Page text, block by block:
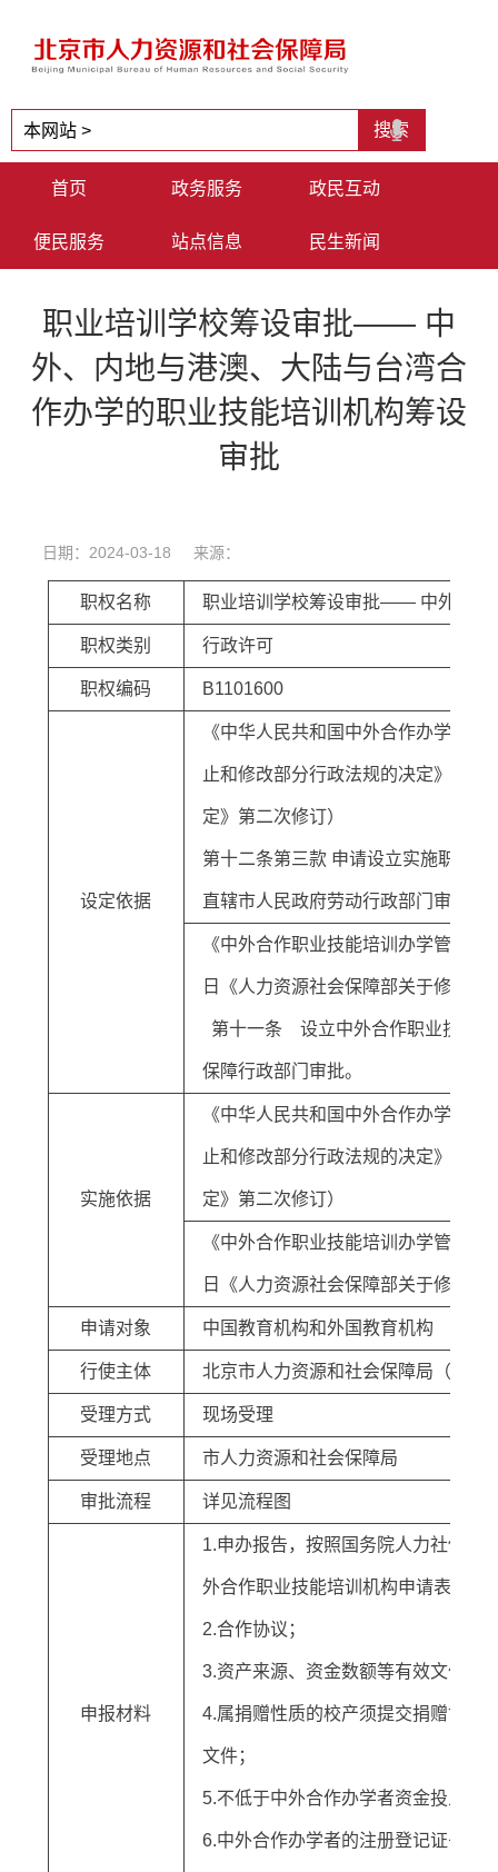
首页 政务服务 政民互动
便民服务 站点信息 民生新闻
职业培训学校筹设审批—— 中
外、内地与港澳、大陆与台湾合
作办学的职业技能培训机构筹设
审批
日期：2024-03-18 来源：
职权名称 职业培训学校筹设审批—— 中外、内
职权类别 行政许可
职权编码 B1101600
设定依据
《中华人民共和国中外合作办学条
止和修改部分行政法规的决定》第
定》第二次修订）
第十二条第三款 申请设立实施职业
直辖市人民政府劳动行政部门审批。
《中外合作职业技能培训办学管理
日《人力资源社会保障部关于修改部
第十一条 设立中外合作职业技能培
保障行政部门审批。
实施依据
《中华人民共和国中外合作办学条
止和修改部分行政法规的决定》第
定》第二次修订）
《中外合作职业技能培训办学管理
日《人力资源社会保障部关于修改部
申请对象 中国教育机构和外国教育机构
行使主体 北京市人力资源和社会保障局（职业
受理方式 现场受理
受理地点 市人力资源和社会保障局
审批流程 详见流程图
申报材料
1.申办报告，按照国务院人力社保行
外合作职业技能培训机构申请表》（
2.合作协议；
3.资产来源、资金数额等有效文件，
4.属捐赠性质的校产须提交捐赠协议
文件；
5.不低于中外合作办学者资金投入
6.中外合作办学者的注册登记证书或